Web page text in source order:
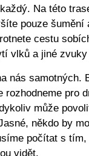
Na této
pouze šumění
cestu
vlků a jiné
nás samotných.
rozhodneme pro
může
někdo by
počítat s tím,
vidět.